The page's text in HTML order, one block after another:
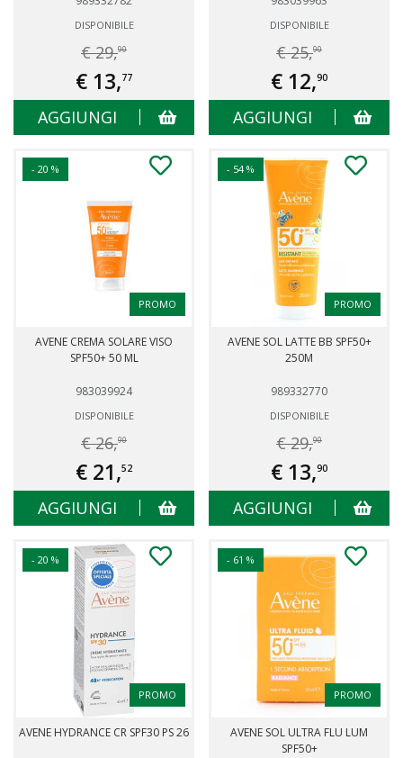
DISPONIBILE
€ 29,90
€ 13,77
AGGIUNGI
DISPONIBILE
€ 25,90
€ 12,90
AGGIUNGI
- 20 %
PROMO
AVENE CREMA SOLARE VISO
SPF50+ 50 ML
983039924
DISPONIBILE
€ 26,90
€ 21,52
AGGIUNGI
- 54 %
PROMO
AVENE SOL LATTE BB SPF50+
250M
989332770
DISPONIBILE
€ 29,90
€ 13,90
AGGIUNGI
- 20 %
PROMO
AVENE HYDRANCE CR SPF30 PS 26
- 61 %
PROMO
AVENE SOL ULTRA FLU LUM
SPF50+